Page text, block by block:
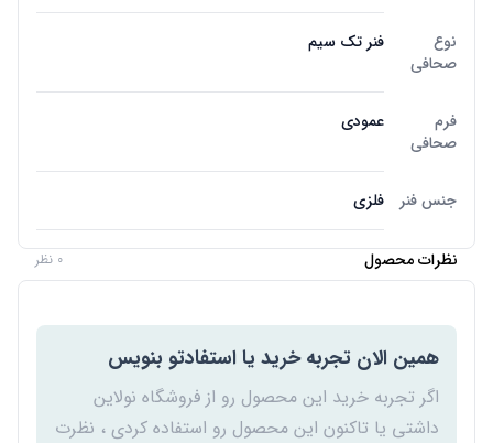
نوع
صحافی
فنر تک سیم
فرم
صحافی
عمودی
جنس فنر فلزی
نظرات محصول 0 نظر
همین الان تجربه خرید یا استفادتو بنویس
اگر تجربه خرید این محصول رو از فروشگاه نولاین
داشتی یا تاکنون این محصول رو استفاده کردی ، نظرت